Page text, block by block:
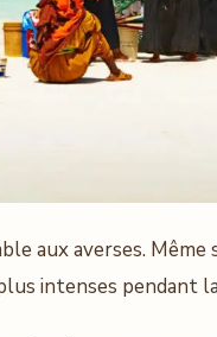
aux averses.
intenses pendant la